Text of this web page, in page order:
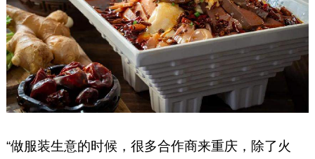
“做服装生意的时候，很多合作商来重庆，除了火